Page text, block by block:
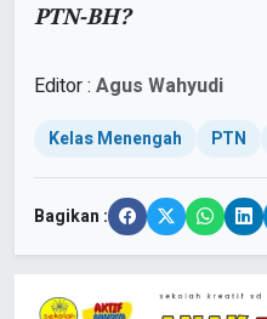
PTN-BH?
Editor : Agus Wahyudi
Kelas Menengah PTN
Bagikan :